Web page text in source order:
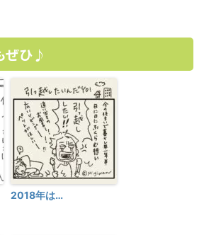
ぜひ♪
2018年は…